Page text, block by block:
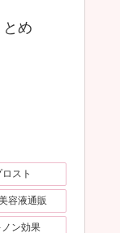
め
スト
容液通販
ン効果